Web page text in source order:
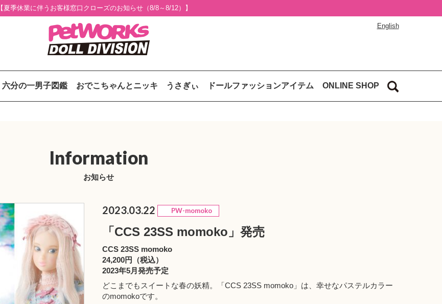
【夏季休業に伴うお客様窓口クローズのお知らせ（8/8～8/12）】
English
六分の一男子図鑑 おでこちゃんとニッキ うさぎぃ ドールファッションアイテム ONLINE SHOP
Information
お知らせ
2023.03.22 PW-momoko
「CCS 23SS momoko」発売
CCS 23SS momoko
24,200円（税込）
2023年5月発売予定
どこまでもスイートな春の妖精。「CCS 23SS momoko」は、幸せなパステルカラー
のmomokoです。